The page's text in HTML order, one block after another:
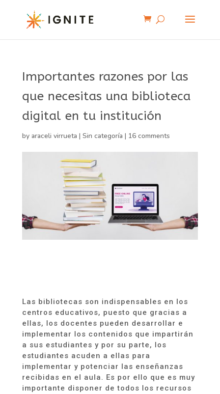
Importantes razones por las
que necesitas una biblioteca
digital en tu institución
by araceli virrueta | Sin categoría | 16 comments
Las bibliotecas son indispensables en los
centros educativos, puesto que gracias a
ellas, los docentes pueden desarrollar e
implementar los contenidos que impartirán
a sus estudiantes y por su parte, los
estudiantes acuden a ellas para
implementar y potenciar las enseñanzas
recibidas en el aula. Es por ello que es muy
importante disponer de todos los recursos